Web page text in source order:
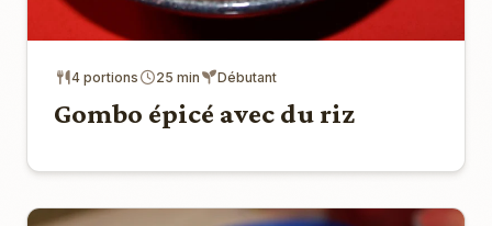
4 portions 25 min Débutant
Gombo épicé avec du riz